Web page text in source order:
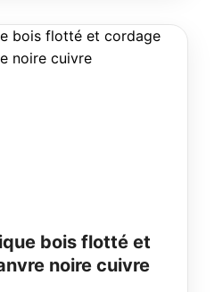
bois flotté et
noire cuivre